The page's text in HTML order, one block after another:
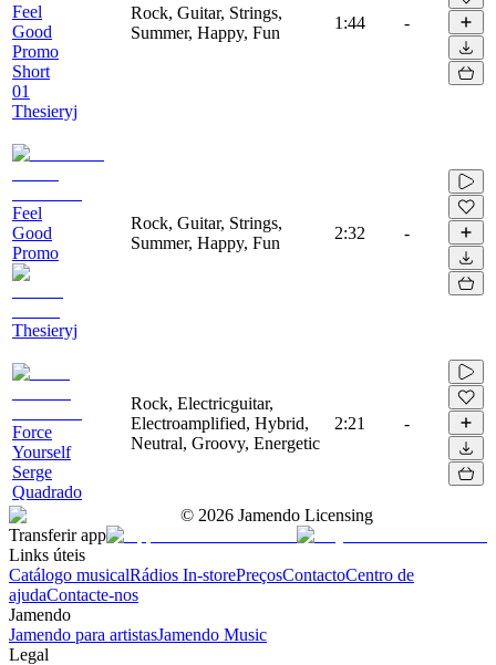
Feel
Good
Promo
Short
01
Thesieryj
Rock, Guitar, Strings,
Summer, Happy, Fun
1:44 -
Feel
Good
Promo
Thesieryj
Rock, Guitar, Strings,
Summer, Happy, Fun
2:32 -
Force
Yourself
Serge
Quadrado
Rock, Electricguitar,
Electroamplified, Hybrid,
Neutral, Groovy, Energetic
2:21 -
© 2026 Jamendo Licensing
Transferir app
Links úteis
Catálogo musicalRádios In-storePreçosContactoCentro de
ajudaContacte-nos
Jamendo
Jamendo para artistasJamendo Music
Legal